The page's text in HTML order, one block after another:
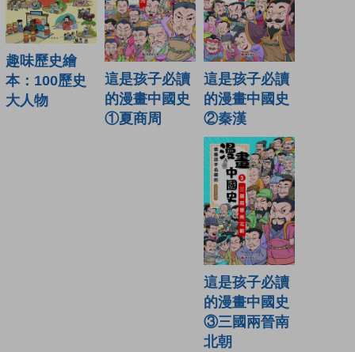
趣味歷史繪
本：100歷史
大人物
這是孩子必讀
的漫畫中國史
①夏商周
這是孩子必讀
的漫畫中國史
②秦漢
這是孩子必讀
的漫畫中國史
③三國兩晉南
北朝